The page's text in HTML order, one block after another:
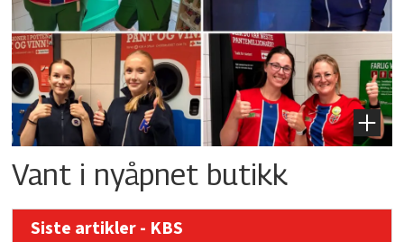
Vant i nyåpnet butikk
Siste artikler - KBS